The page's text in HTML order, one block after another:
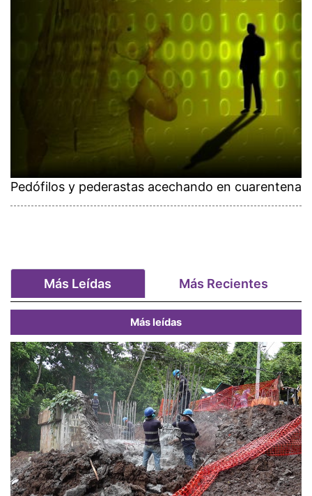
Pedófilos y pederastas acechando en cuarentena
Más Leídas Más Recientes
Más leídas